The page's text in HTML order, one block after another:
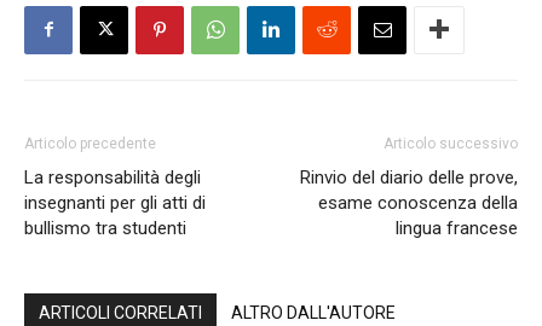
Articolo precedente
La responsabilità degli
insegnanti per gli atti di
bullismo tra studenti
Articolo successivo
Rinvio del diario delle prove,
esame conoscenza della
lingua francese
ARTICOLI CORRELATI ALTRO DALL'AUTORE